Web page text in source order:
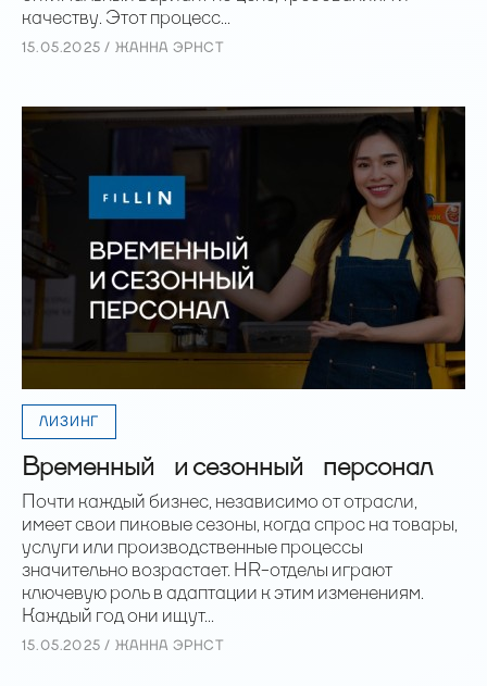
качеству. Этот процесс...
15.05.2025 / ЖАННА ЭРНСТ
ЛИЗИНГ
Временный и сезонный персонал
Почти каждый бизнес, независимо от отрасли,
имеет свои пиковые сезоны, когда спрос на товары,
услуги или производственные процессы
значительно возрастает. HR-отделы играют
ключевую роль в адаптации к этим изменениям.
Каждый год они ищут...
15.05.2025 / ЖАННА ЭРНСТ